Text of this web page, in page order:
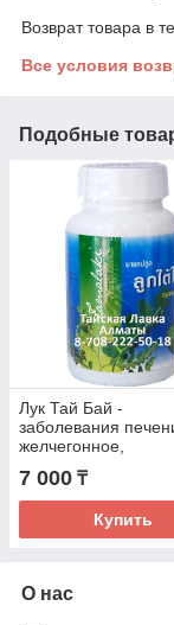
Возврат товара в
Все условия
Подобные
Лук Тай Бай -
заболевания
желчегонное,
поджелудочная,
и др
7 000 ₸
Купить
О нас